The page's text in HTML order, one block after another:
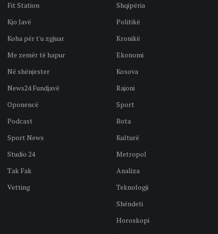
Fit Station
Kjo Javë
Koha për t'u zgjuar
Me zemër të hapur
Në shënjester
News24 Fundjavë
Oponencë
Podcast
Sport News
Studio 24
Tak Fak
Vetting
Shqipëria
Politikë
Kronikë
Ekonomi
Kosova
Rajoni
Sport
Bota
Kulturë
Metropol
Analiza
Teknologji
Shëndeti
Horoskopi